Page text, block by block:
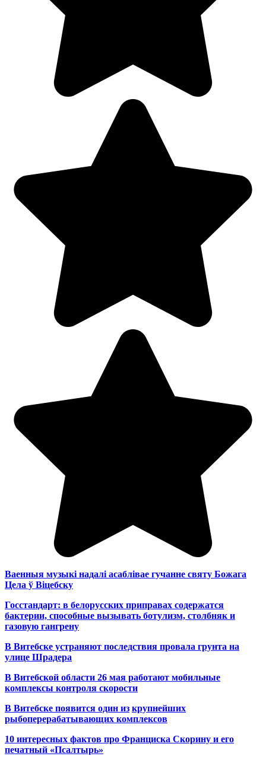
Ваенныя музыкі надалі асаблівае гучанне святу Божага
Цела ў Віцебску
Госстандарт: в белорусских приправах содержатся
бактерии, способные вызывать ботулизм, столбняк и
газовую гангрену
В Витебске устраняют последствия провала грунта на
улице Шрадера
В Витебской области 26 мая работают мобильные
комплексы контроля скорости
В Витебске появится один из крупнейших
рыбоперерабатывающих комплексов
10 интересных фактов про Франциска Скорину и его
печатный «Псалтырь»